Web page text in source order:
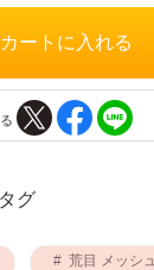
グ
荒目 メッシュ